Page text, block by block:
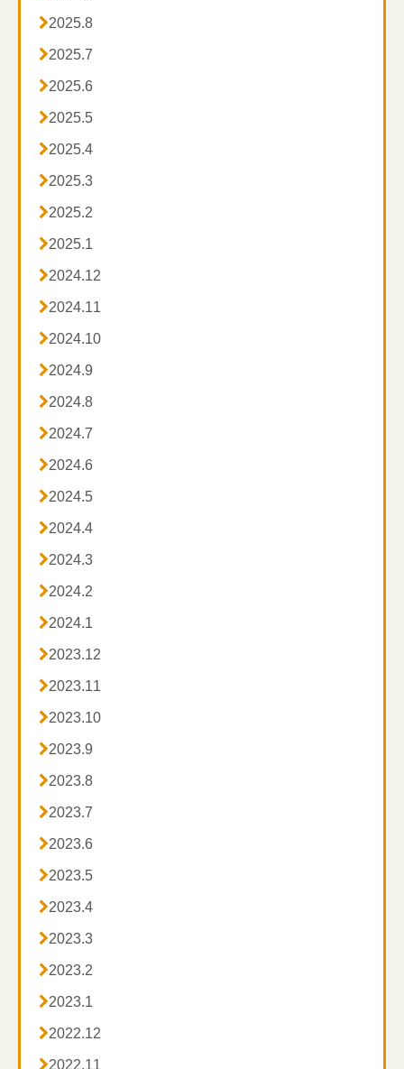
2025.8
2025.7
2025.6
2025.5
2025.4
2025.3
2025.2
2025.1
2024.12
2024.11
2024.10
2024.9
2024.8
2024.7
2024.6
2024.5
2024.4
2024.3
2024.2
2024.1
2023.12
2023.11
2023.10
2023.9
2023.8
2023.7
2023.6
2023.5
2023.4
2023.3
2023.2
2023.1
2022.12
2022.11